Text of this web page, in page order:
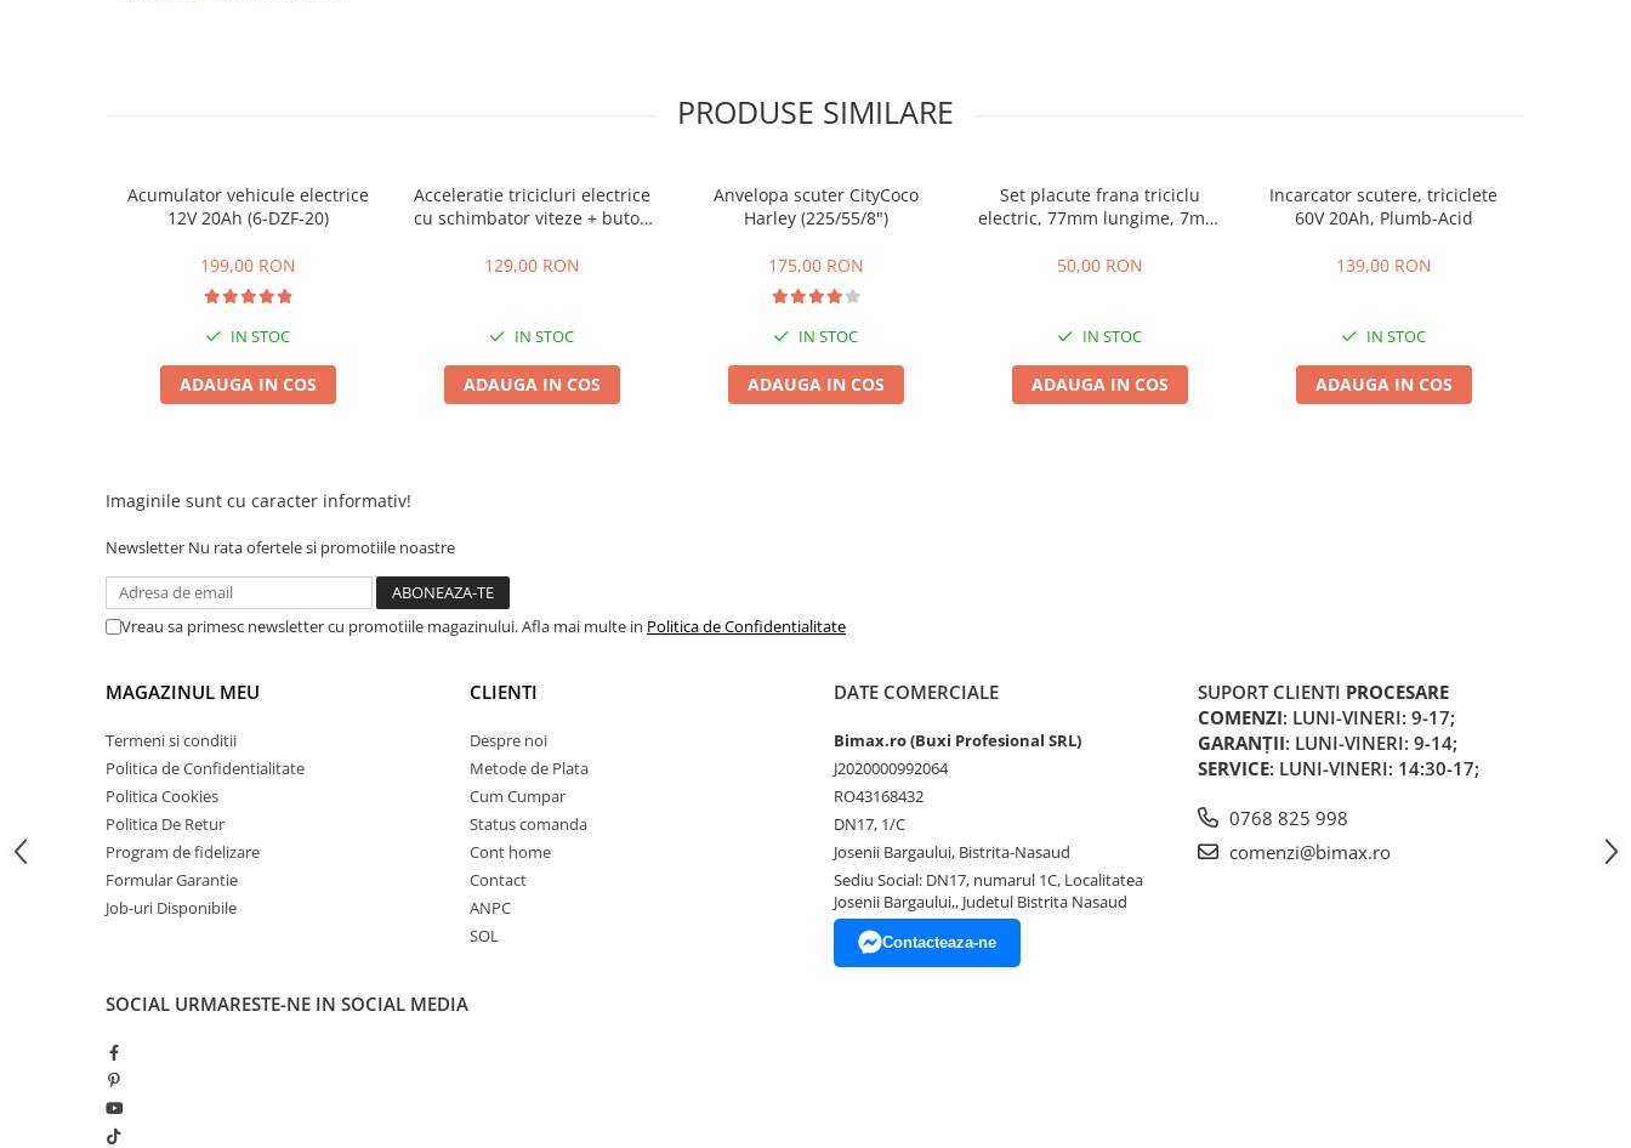
Incarcatoare
Biciclete Electrice
Dama
Ieftine
PIESE DE SCHIMB
Acumulatori
PRODUSE SIMILARE
Acumulator vehicule electrice
12V 20Ah (6-DZF-20)
199,00 RON
IN STOC
ADAUGA IN COS
Acceleratie tricicluri electrice
cu schimbator viteze + buton
129,00 RON
IN STOC
ADAUGA IN COS
Anvelopa scuter CityCoco
Harley (225/55/8")
175,00 RON
IN STOC
ADAUGA IN COS
Set placute frana triciclu
electric, 77mm lungime, 7mm
50,00 RON
IN STOC
ADAUGA IN COS
Incarcator scutere, triciclete
60V 20Ah, Plumb-Acid
139,00 RON
IN STOC
ADAUGA IN COS
Imaginile sunt cu caracter informativ!
Newsletter Nu rata ofertele si promotiile noastre
Vreau sa primesc newsletter cu promotiile magazinului. Afla mai multe in Politica de Confidentialitate
MAGAZINUL MEU
Termeni si conditii
Politica de Confidentialitate
Politica Cookies
Politica De Retur
Program de fidelizare
Formular Garantie
Job-uri Disponibile
CLIENTI
Despre noi
Metode de Plata
Cum Cumpar
Status comanda
Cont home
Contact
ANPC
SOL
DATE COMERCIALE
Bimax.ro (Buxi Profesional SRL)
J2020000992064
RO43168432
DN17, 1/C
Josenii Bargaului, Bistrita-Nasaud
Sediu Social: DN17, numarul 1C, Localitatea
Josenii Bargaului,, Judetul Bistrita Nasaud
Contacteaza-ne
SUPORT CLIENTI PROCESARE
COMENZI: LUNI-VINERI: 9-17;
GARANȚII: LUNI-VINERI: 9-14;
SERVICE: LUNI-VINERI: 14:30-17;
0768 825 998
comenzi@bimax.ro
SOCIAL URMARESTE-NE IN SOCIAL MEDIA